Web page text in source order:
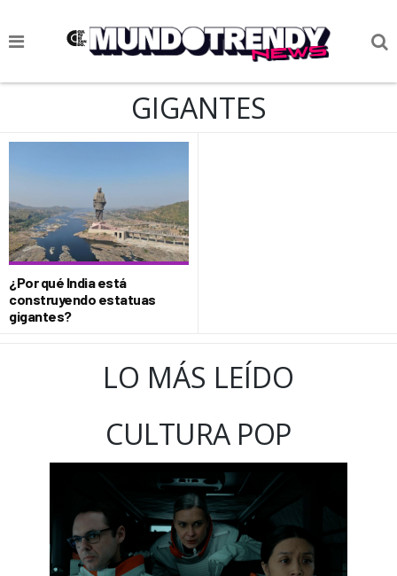
NOTICIAS
VIDA
SOCIEDAD
CULTURIZANDO.COM
GIGANTES
¿Por qué India está
construyendo estatuas
gigantes?
LO MÁS LEÍDO
CULTURA POP